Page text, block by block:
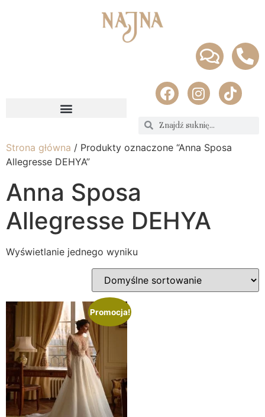
Strona główna / Produkty oznaczone “Anna Sposa
Allegresse DEHYA”
Anna Sposa
Allegresse DEHYA
Wyświetlanie jednego wyniku
Promocja!